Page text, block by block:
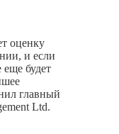
оценку
и если
еще будет
главный
Ltd.